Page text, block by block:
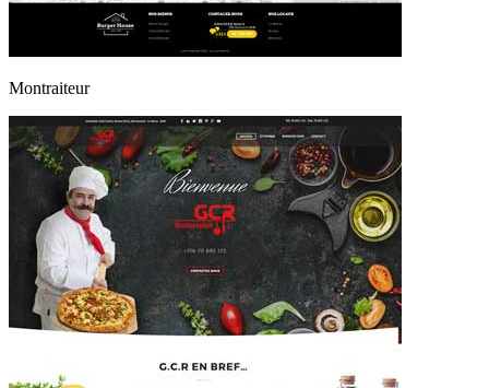
Montraiteur